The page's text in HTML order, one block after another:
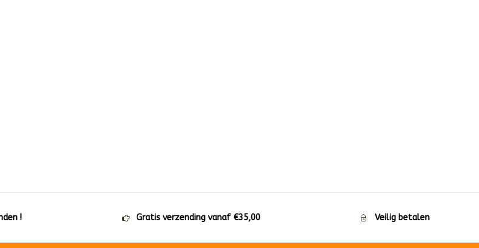
! Gratis verzending vanaf €35,00 Veilig betalen